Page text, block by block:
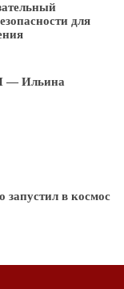
для
Ильина
запустил в космос